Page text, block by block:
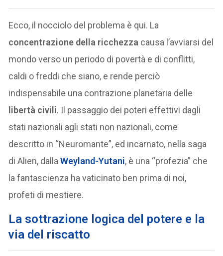
Ecco, il nocciolo del problema è qui. La
concentrazione della ricchezza causa l’avviarsi del
mondo verso un periodo di povertà e di conflitti,
caldi o freddi che siano, e rende perciò
indispensabile una contrazione planetaria delle
libertà civili. Il passaggio dei poteri effettivi dagli
stati nazionali agli stati non nazionali, come
descritto in “Neuromante”, ed incarnato, nella saga
di Alien, dallaWeyland-Yutani, è una “profezia” che
la fantascienza ha vaticinato ben prima di noi,
profeti di mestiere.
La sottrazione logica del potere e la
via del riscatto